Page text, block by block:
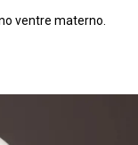
ventre materno.